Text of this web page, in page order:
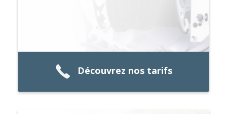
Découvrez nos tarifs